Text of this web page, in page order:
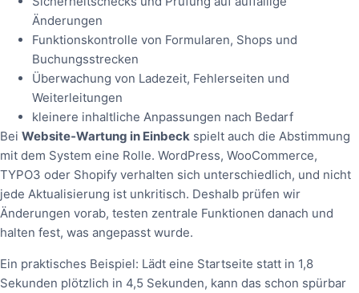
Änderungen
Funktionskontrolle von Formularen, Shops und
Buchungsstrecken
Überwachung von Ladezeit, Fehlerseiten und
Weiterleitungen
kleinere inhaltliche Anpassungen nach Bedarf
Bei Website‑Wartung in Einbeck spielt auch die Abstimmung
mit dem System eine Rolle. WordPress, WooCommerce,
TYPO3 oder Shopify verhalten sich unterschiedlich, und nicht
jede Aktualisierung ist unkritisch. Deshalb prüfen wir
Änderungen vorab, testen zentrale Funktionen danach und
halten fest, was angepasst wurde.
Ein praktisches Beispiel: Lädt eine Startseite statt in 1,8
Sekunden plötzlich in 4,5 Sekunden, kann das schon spürbar